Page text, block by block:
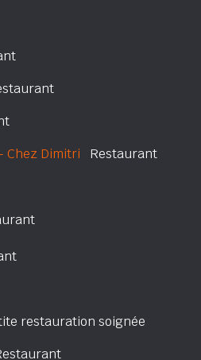
Chez Dimitri Restaurant
restauration soignée